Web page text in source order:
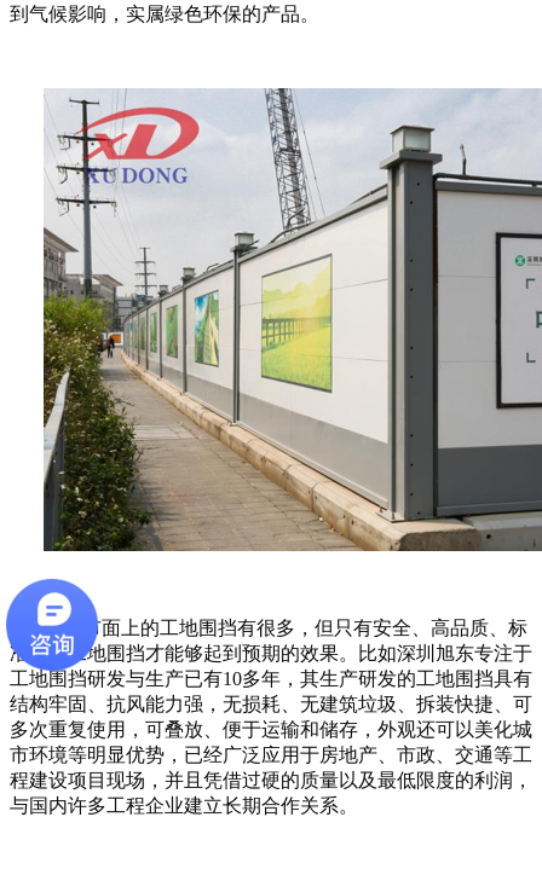
到气候影响，实属绿色环保的产品。
目前市面上的工地围挡有很多，但只有安全、高品质、标
准化的工地围挡才能够起到预期的效果。比如深圳旭东专注于
工地围挡研发与生产已有10多年，其生产研发的工地围挡具有
结构牢固、抗风能力强，无损耗、无建筑垃圾、拆装快捷、可
多次重复使用，可叠放、便于运输和储存，外观还可以美化城
市环境等明显优势，已经广泛应用于房地产、市政、交通等工
程建设项目现场，并且凭借过硬的质量以及最低限度的利润，
与国内许多工程企业建立长期合作关系。